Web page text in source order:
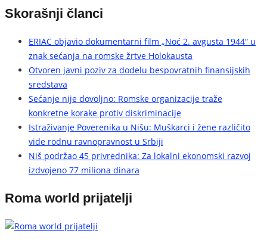
Skorašnji članci
ERIAC objavio dokumentarni film „Noć 2. avgusta 1944“ u
znak sećanja na romske žrtve Holokausta
Otvoren javni poziv za dodelu bespovratnih finansijskih
sredstava
Sećanje nije dovoljno: Romske organizacije traže
konkretne korake protiv diskriminacije
Istraživanje Poverenika u Nišu: Muškarci i žene različito
vide rodnu ravnopravnost u Srbiji
Niš podržao 45 privrednika: Za lokalni ekonomski razvoj
izdvojeno 77 miliona dinara
Roma world prijatelji